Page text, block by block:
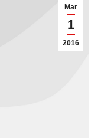
Mar
1
2016